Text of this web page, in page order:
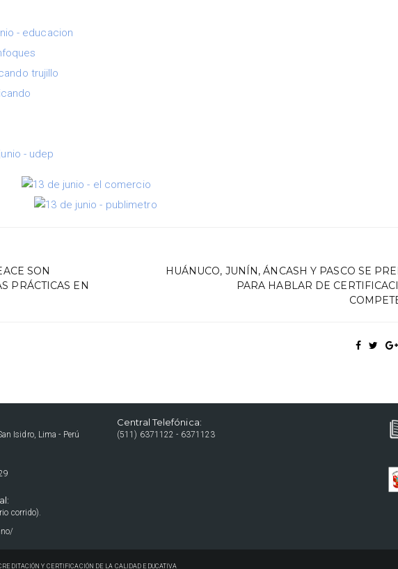
SON
PRÁCTICAS EN
HUÁNUCO, JUNÍN, ÁNCASH Y PASCO SE
PARA HABLAR DE
Isidro, Lima - Perú
corrido).
Central Telefónica:
(511) 6371122 - 6371123
Y CERTIFICACIÓN DE LA CALIDAD EDUCATIVA